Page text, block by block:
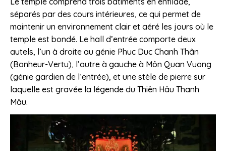
séparés par des cours intérieures, ce qui permet de
maintenir un environnement clair et aéré les jours où le
temple est bondé. Le hall d’entrée comporte deux
autels, l’un à droite au génie Phuc Duc Chanh Thân
(Bonheur-Vertu), l’autre à gauche à Môn Quan Vuong
(génie gardien de l’entrée), et une stèle de pierre sur
laquelle est gravée la légende du Thiên Hâu Thanh
Mâu.